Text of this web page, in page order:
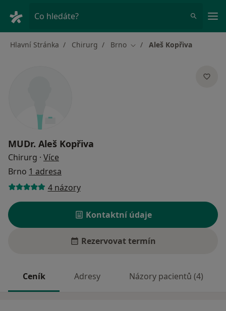
Co hledáte?
Hlavní Stránka Chirurg Brno Změna města
Aleš Kopřiva
MUDr. Aleš Kopřiva
Chirurg · Více
Brno 1 adresa
4 názory
Kontaktní údaje
Rezervovat termín
Ceník Adresy Názory pacientů (4)